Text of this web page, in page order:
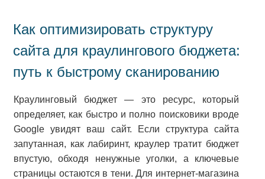
Как оптимизировать структуру
сайта для краулингового бюджета:
путь к быстрому сканированию
Краулинговый бюджет — это ресурс, который
определяет, как быстро и полно поисковики вроде
Google увидят ваш сайт. Если структура сайта
запутанная, как лабиринт, краулер тратит бюджет
впустую, обходя ненужные уголки, а ключевые
страницы остаются в тени. Для интернет-магазина